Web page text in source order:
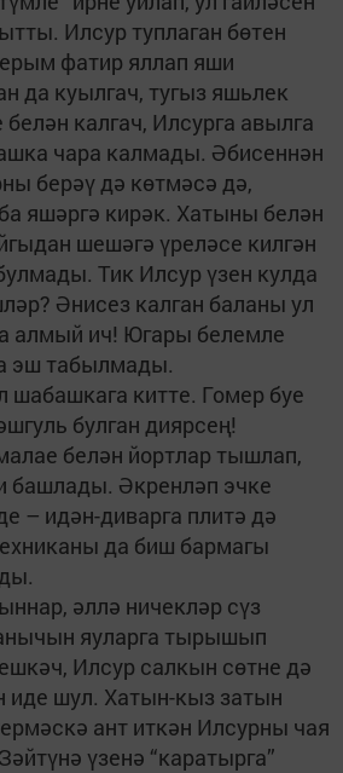
Илсур туплаган бөтен
фатир яллап яши
да куылгач, тугыз яшьлек
калгач, Илсурга авылга
чара калмады. Әбисеннән
берәү дә көтмәсә дә,
яшәргә кирәк. Хатыны белән
шешәгә үреләсе килгән
Тик Илсур үзен кулда
Әнисез калган баланы ул
алмый ич! Югары белемле
эш табылмады.
шабашкага китте. Гомер буе
булган диярсең!
белән йортлар тышлап,
башлады. Әкренләп эчке
– идән-диварга плитә дә
да биш бармагы
әллә ничекләр сүз
яуларга тырышып
Илсур салкын сөтне дә
иде шул. Хатын-кыз затын
ант иткән Илсурны чая
үзенә “каратырга”